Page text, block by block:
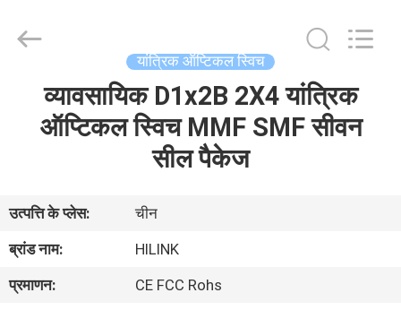
हमारे
बारे
में
Technology
Co.,Ltd..
यांत्रिक ऑप्टिकल स्विच
व्यावसायिक D1x2B 2X4 यांत्रिक
ऑप्टिकल स्विच MMF SMF सीवन
सील पैकेज
उत्पत्ति के प्लेस:
चीन
ब्रांड नाम:
HILINK
प्रमाणन:
CE FCC Rohs